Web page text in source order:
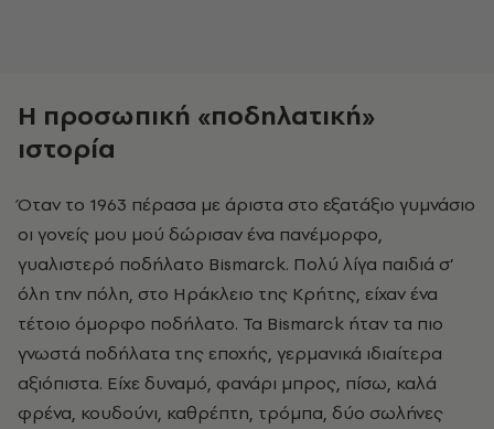
Η προσωπική «ποδηλατική»
ιστορία
Όταν το 1963 πέρασα με άριστα στο εξατάξιο γυμνάσιο
οι γονείς μου μού δώρισαν ένα πανέμορφο,
γυαλιστερό ποδήλατο Bismarck. Πολύ λίγα παιδιά σ’
όλη την πόλη, στο Ηράκλειο της Κρήτης, είχαν ένα
τέτοιο όμορφο ποδήλατο. Τα Bismarck ήταν τα πιο
γνωστά ποδήλατα της εποχής, γερμανικά ιδιαίτερα
αξιόπιστα. Είχε δυναμό, φανάρι μπρος, πίσω, καλά
φρένα, κουδούνι, καθρέπτη, τρόμπα, δύο σωλήνες